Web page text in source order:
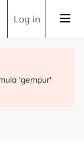
Log in
Haji parti
'gempur'